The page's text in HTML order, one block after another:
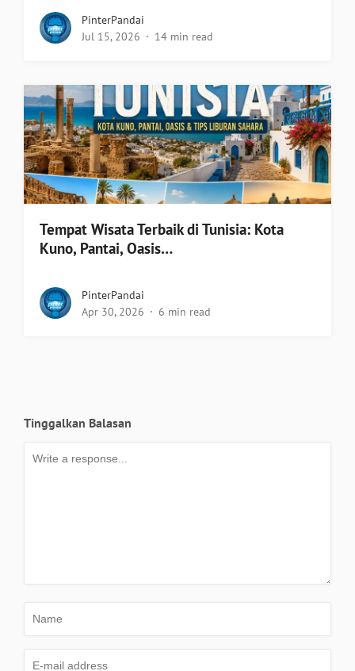
PinterPandai
Jul 15, 2026
14 min read
Tempat Wisata Terbaik di Tunisia: Kota
Kuno, Pantai, Oasis…
PinterPandai
Apr 30, 2026
6 min read
Tinggalkan Balasan